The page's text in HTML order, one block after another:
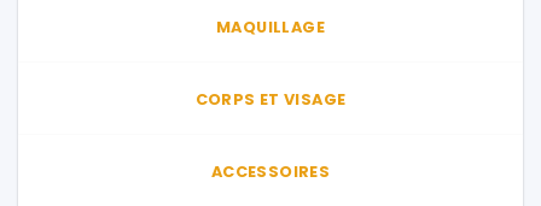
MAQUILLAGE
CORPS ET VISAGE
ACCESSOIRES